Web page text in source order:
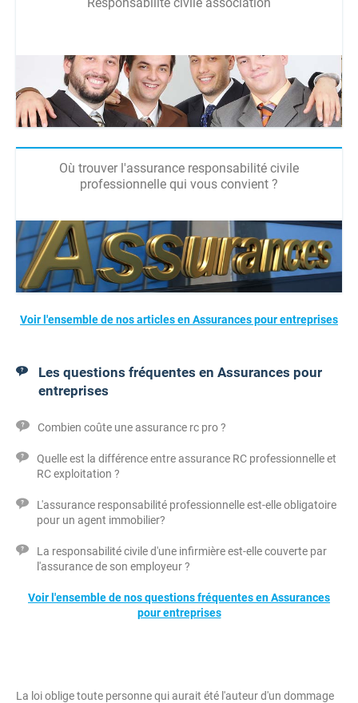
Où trouver l'assurance responsabilité civile
professionnelle qui vous convient ?
Voir l'ensemble de nos articles en Assurances pour entreprises
Les questions fréquentes en Assurances pour
entreprises
Combien coûte une assurance rc pro ?
Quelle est la différence entre assurance RC professionnelle et
RC exploitation ?
L'assurance responsabilité professionnelle est-elle obligatoire
pour un agent immobilier?
La responsabilité civile d'une infirmière est-elle couverte par
l'assurance de son employeur ?
Voir l'ensemble de nos questions fréquentes en Assurances
pour entreprises
La loi oblige toute personne qui aurait été l'auteur d'un dommage